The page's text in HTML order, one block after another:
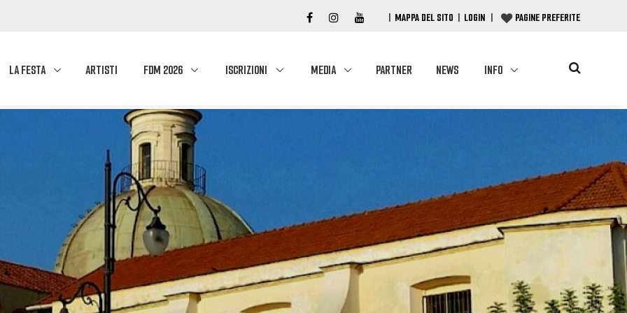
| MAPPA DEL SITO | LOGIN | PAGINE PREFERITE
LA FESTA ARTISTI FDM 2026 ISCRIZIONI MEDIA PARTNER NEWS INFO